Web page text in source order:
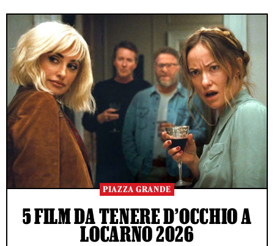
PIAZZA GRANDE
5 FILM DA TENERE D’OCCHIO A
LOCARNO 2026